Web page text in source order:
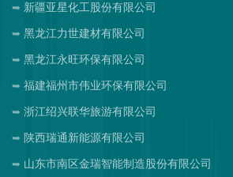
新疆亚星化工股份有限公司
黑龙江力世建材有限公司
黑龙江永旺环保有限公司
福建福州市伟业环保有限公司
浙江绍兴联华旅游有限公司
陕西瑞通新能源有限公司
山东市南区金瑞智能制造股份有限公司